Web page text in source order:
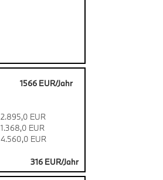
1566 EUR/Jahr
2.895,0 EUR
1.368,0 EUR
4.560,0 EUR
316 EUR/Jahr